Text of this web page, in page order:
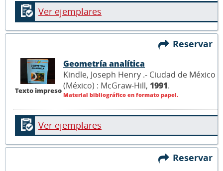
Ver ejemplares
Reservar
Texto impreso
Geometría analítica
Kindle, Joseph Henry .- Ciudad de México
(México) : McGraw-Hill, 1991.
Material bibliográfico en formato papel.
Ver ejemplares
Reservar